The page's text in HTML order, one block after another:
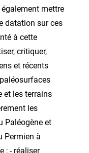
mettre
datation sur ces
à cette
critiquer,
et récents
et les terrains
les
Paléogène et
Permien à
; - réaliser